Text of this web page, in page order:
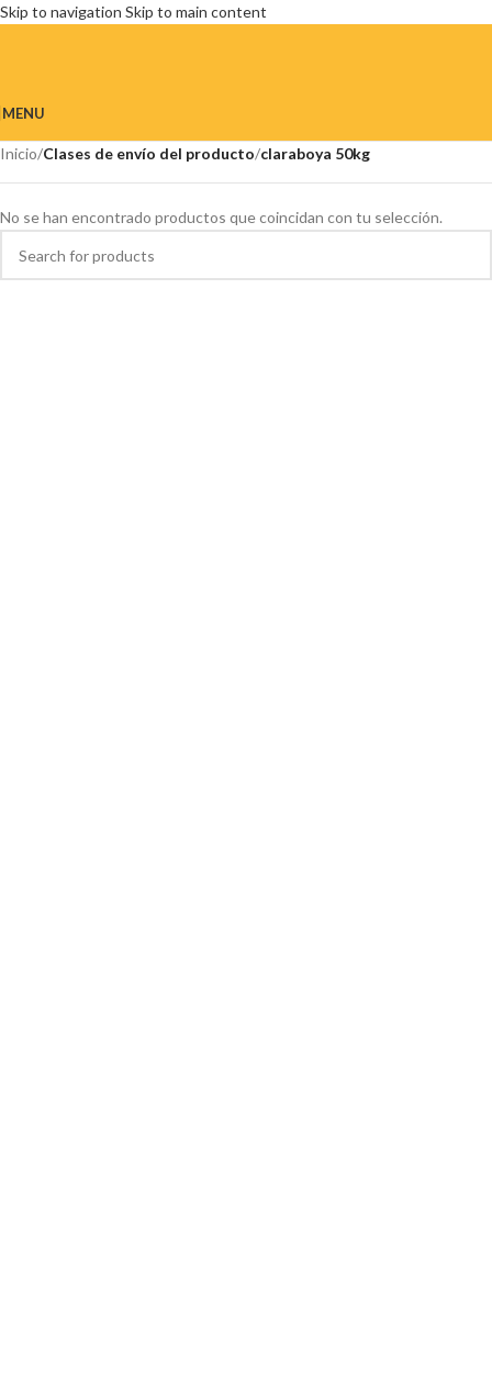
Skip to navigation Skip to main content
MENU
Inicio/Clases de envío del producto/claraboya 50kg
No se han encontrado productos que coincidan con tu selección.